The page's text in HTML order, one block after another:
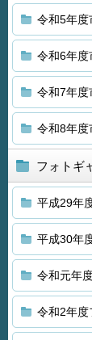
令和5年度
令和6年度
令和7年度
令和8年度
フォトギ
平成29年
平成30年
令和元年
令和2年度